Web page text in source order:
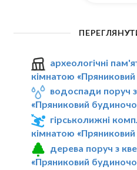
археологічні
кімнатою
водоспади поруч
«Пряниковий
гірськолижні
кімнатою
дерева поруч з
«Пряниковий